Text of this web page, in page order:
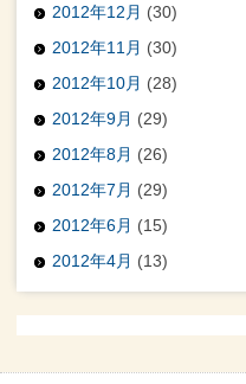
2012年12月 (30)
2012年11月 (30)
2012年10月 (28)
2012年9月 (29)
2012年8月 (26)
2012年7月 (29)
2012年6月 (15)
2012年4月 (13)